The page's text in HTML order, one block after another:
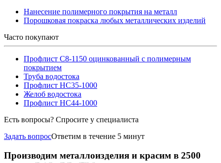
Нанесение полимерного покрытия на металл
Порошковая покраска любых металлических изделий
Часто покупают
Профлист С8-1150 оцинкованный с полимерным
покрытием
Труба водостока
Профлист НС35-1000
Желоб водостока
Профлист НС44-1000
Есть вопросы? Спросите у специалиста
Задать вопросОтветим в течение 5 минут
Производим металлоизделия и красим в 2500